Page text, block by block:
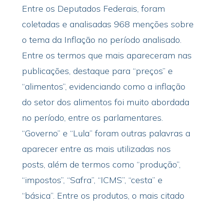
Entre os Deputados Federais, foram
coletadas e analisadas 968 menções sobre
o tema da Inflação no período analisado.
Entre os termos que mais apareceram nas
publicações, destaque para “preços” e
“alimentos”, evidenciando como a inflação
do setor dos alimentos foi muito abordada
no período, entre os parlamentares.
“Governo” e “Lula” foram outras palavras a
aparecer entre as mais utilizadas nos
posts, além de termos como “produção”,
“impostos”, “Safra”, “ICMS”, “cesta” e
“básica”. Entre os produtos, o mais citado